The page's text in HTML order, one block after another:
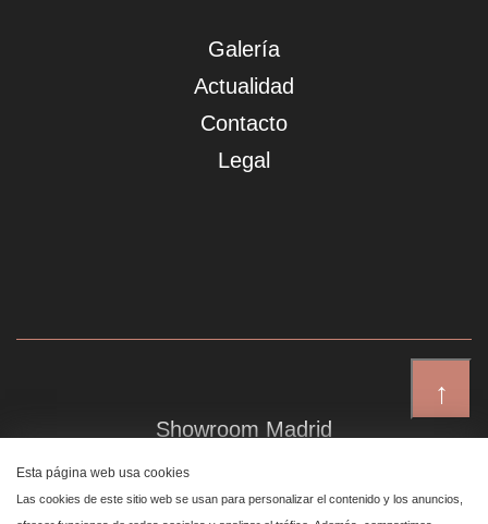
↑
Galería
Actualidad
Contacto
Legal
Showroom Madrid
Plaza de Canalejas 6, 4 izq
Centro, 28014 Madrid
Esta página web usa cookies
Las cookies de este sitio web se usan para personalizar el contenido y los anuncios,